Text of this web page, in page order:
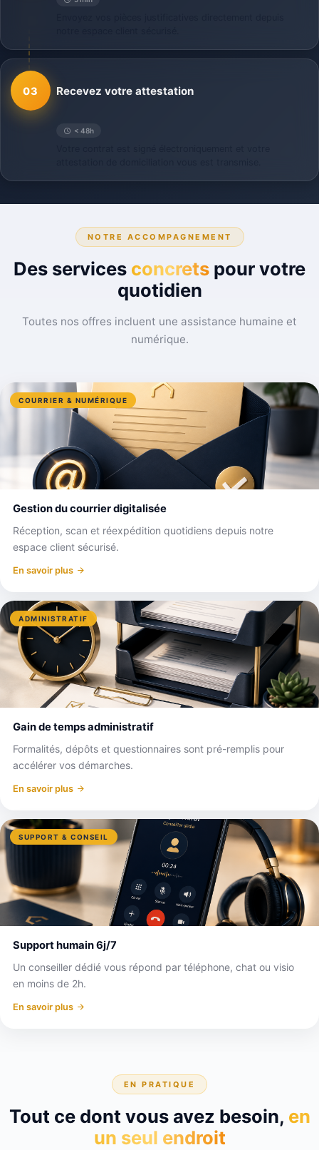
03
< 48h
Recevez votre attestation
NOTRE ACCOMPAGNEMENT
Des services concrets pour votre
quotidien
Toutes nos offres incluent une assistance humaine et
numérique.
COURRIER & NUMÉRIQUE
Gestion du courrier digitalisée
Réception, scan et réexpédition quotidiens depuis notre
espace client sécurisé.
En savoir plus
ADMINISTRATIF
Gain de temps administratif
Formalités, dépôts et questionnaires sont pré-remplis pour
accélérer vos démarches.
En savoir plus
SUPPORT & CONSEIL
Support humain 6j/7
Un conseiller dédié vous répond par téléphone, chat ou visio
en moins de 2h.
En savoir plus
EN PRATIQUE
Tout ce dont vous avez besoin, en
un seul endroit